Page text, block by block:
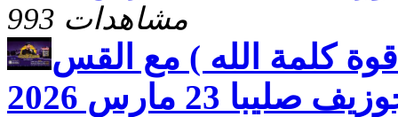
993 مشاهدات
كلمة الله ) مع القس
صليبا 23 مارس 2026